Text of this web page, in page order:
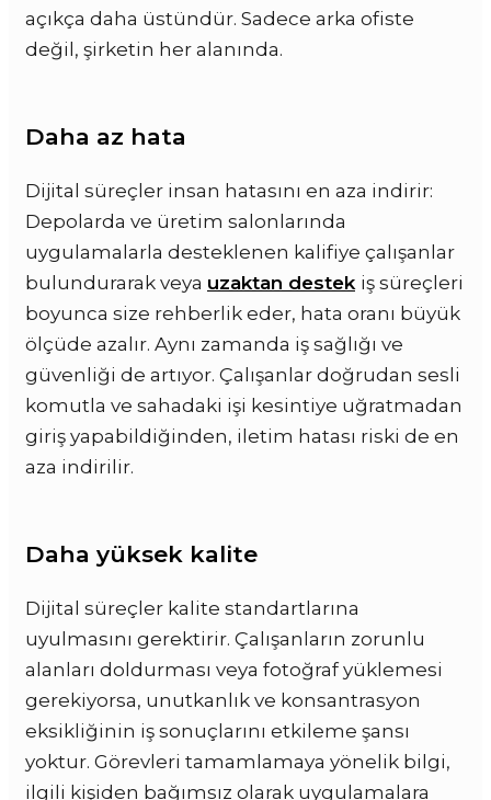
açıkça daha üstündür. Sadece arka ofiste
değil, şirketin her alanında.
Daha az hata
Dijital süreçler insan hatasını en aza indirir:
Depolarda ve üretim salonlarında
uygulamalarla desteklenen kalifiye çalışanlar
bulundurarak veya uzaktan destek iş süreçleri
boyunca size rehberlik eder, hata oranı büyük
ölçüde azalır. Aynı zamanda iş sağlığı ve
güvenliği de artıyor. Çalışanlar doğrudan sesli
komutla ve sahadaki işi kesintiye uğratmadan
giriş yapabildiğinden, iletim hatası riski de en
aza indirilir.
Daha yüksek kalite
Dijital süreçler kalite standartlarına
uyulmasını gerektirir. Çalışanların zorunlu
alanları doldurması veya fotoğraf yüklemesi
gerekiyorsa, unutkanlık ve konsantrasyon
eksikliğinin iş sonuçlarını etkileme şansı
yoktur. Görevleri tamamlamaya yönelik bilgi,
ilgili kişiden bağımsız olarak uygulamalara